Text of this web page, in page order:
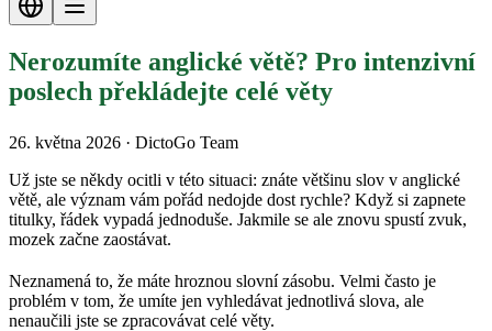
Nerozumíte anglické větě? Pro intenzivní
poslech překládejte celé věty
26. května 2026 · DictoGo Team
Už jste se někdy ocitli v této situaci: znáte většinu slov v anglické
větě, ale význam vám pořád nedojde dost rychle? Když si zapnete
titulky, řádek vypadá jednoduše. Jakmile se ale znovu spustí zvuk,
mozek začne zaostávat.
Neznamená to, že máte hroznou slovní zásobu. Velmi často je
problém v tom, že umíte jen vyhledávat jednotlivá slova, ale
nenaučili jste se zpracovávat celé věty.